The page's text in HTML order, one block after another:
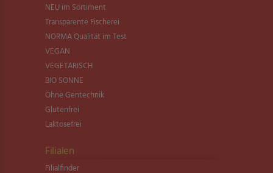
NEU im Sortiment
Transparente Fischerei
NORMA Qualität im Test
VEGAN
VEGETARISCH
BIO SONNE
Ohne Gentechnik
Glutenfrei
Laktosefrei
Filialen
Filialfinder